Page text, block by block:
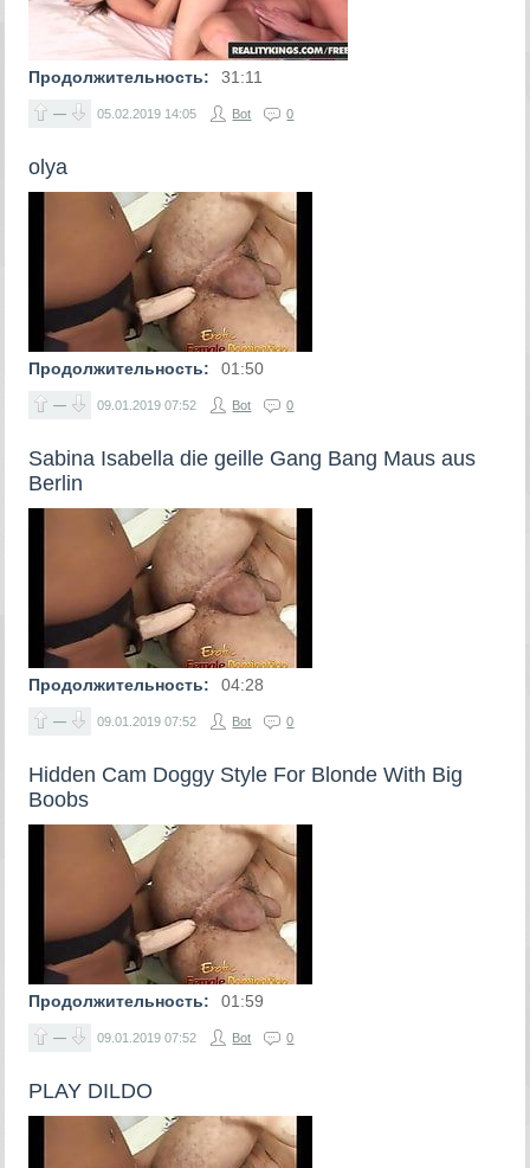
Продолжительность: 31:11
— 05.02.2019 14:05 Bot 0
olya
Продолжительность: 01:50
— 09.01.2019 07:52 Bot 0
Sabina Isabella die geille Gang Bang Maus aus
Berlin
Продолжительность: 04:28
— 09.01.2019 07:52 Bot 0
Hidden Cam Doggy Style For Blonde With Big
Boobs
Продолжительность: 01:59
— 09.01.2019 07:52 Bot 0
PLAY DILDO